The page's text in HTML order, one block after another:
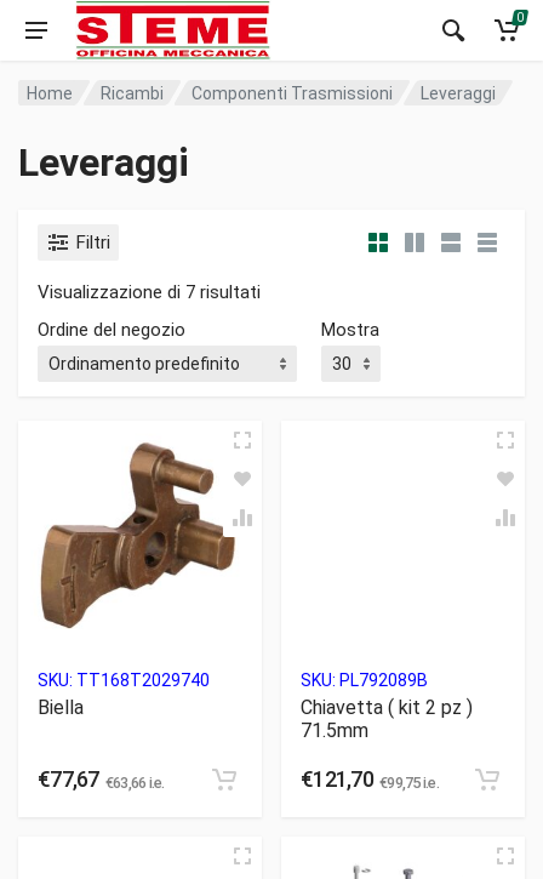
0
Home Ricambi Componenti Trasmissioni Leveraggi
Leveraggi
Filtri
Visualizzazione di 7 risultati
Ordine del negozio
Mostra
SKU: TT168T2029740
Biella
€77,67 €63,66 i.e.
SKU: PL792089B
Chiavetta ( kit 2 pz )
71.5mm
€121,70 €99,75i.e.